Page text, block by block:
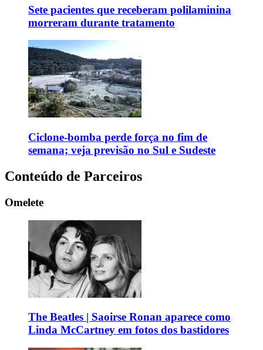
Sete pacientes que receberam polilaminina
morreram durante tratamento
Ciclone-bomba perde força no fim de
semana; veja previsão no Sul e Sudeste
Conteúdo de Parceiros
Omelete
The Beatles | Saoirse Ronan aparece como
Linda McCartney em fotos dos bastidores